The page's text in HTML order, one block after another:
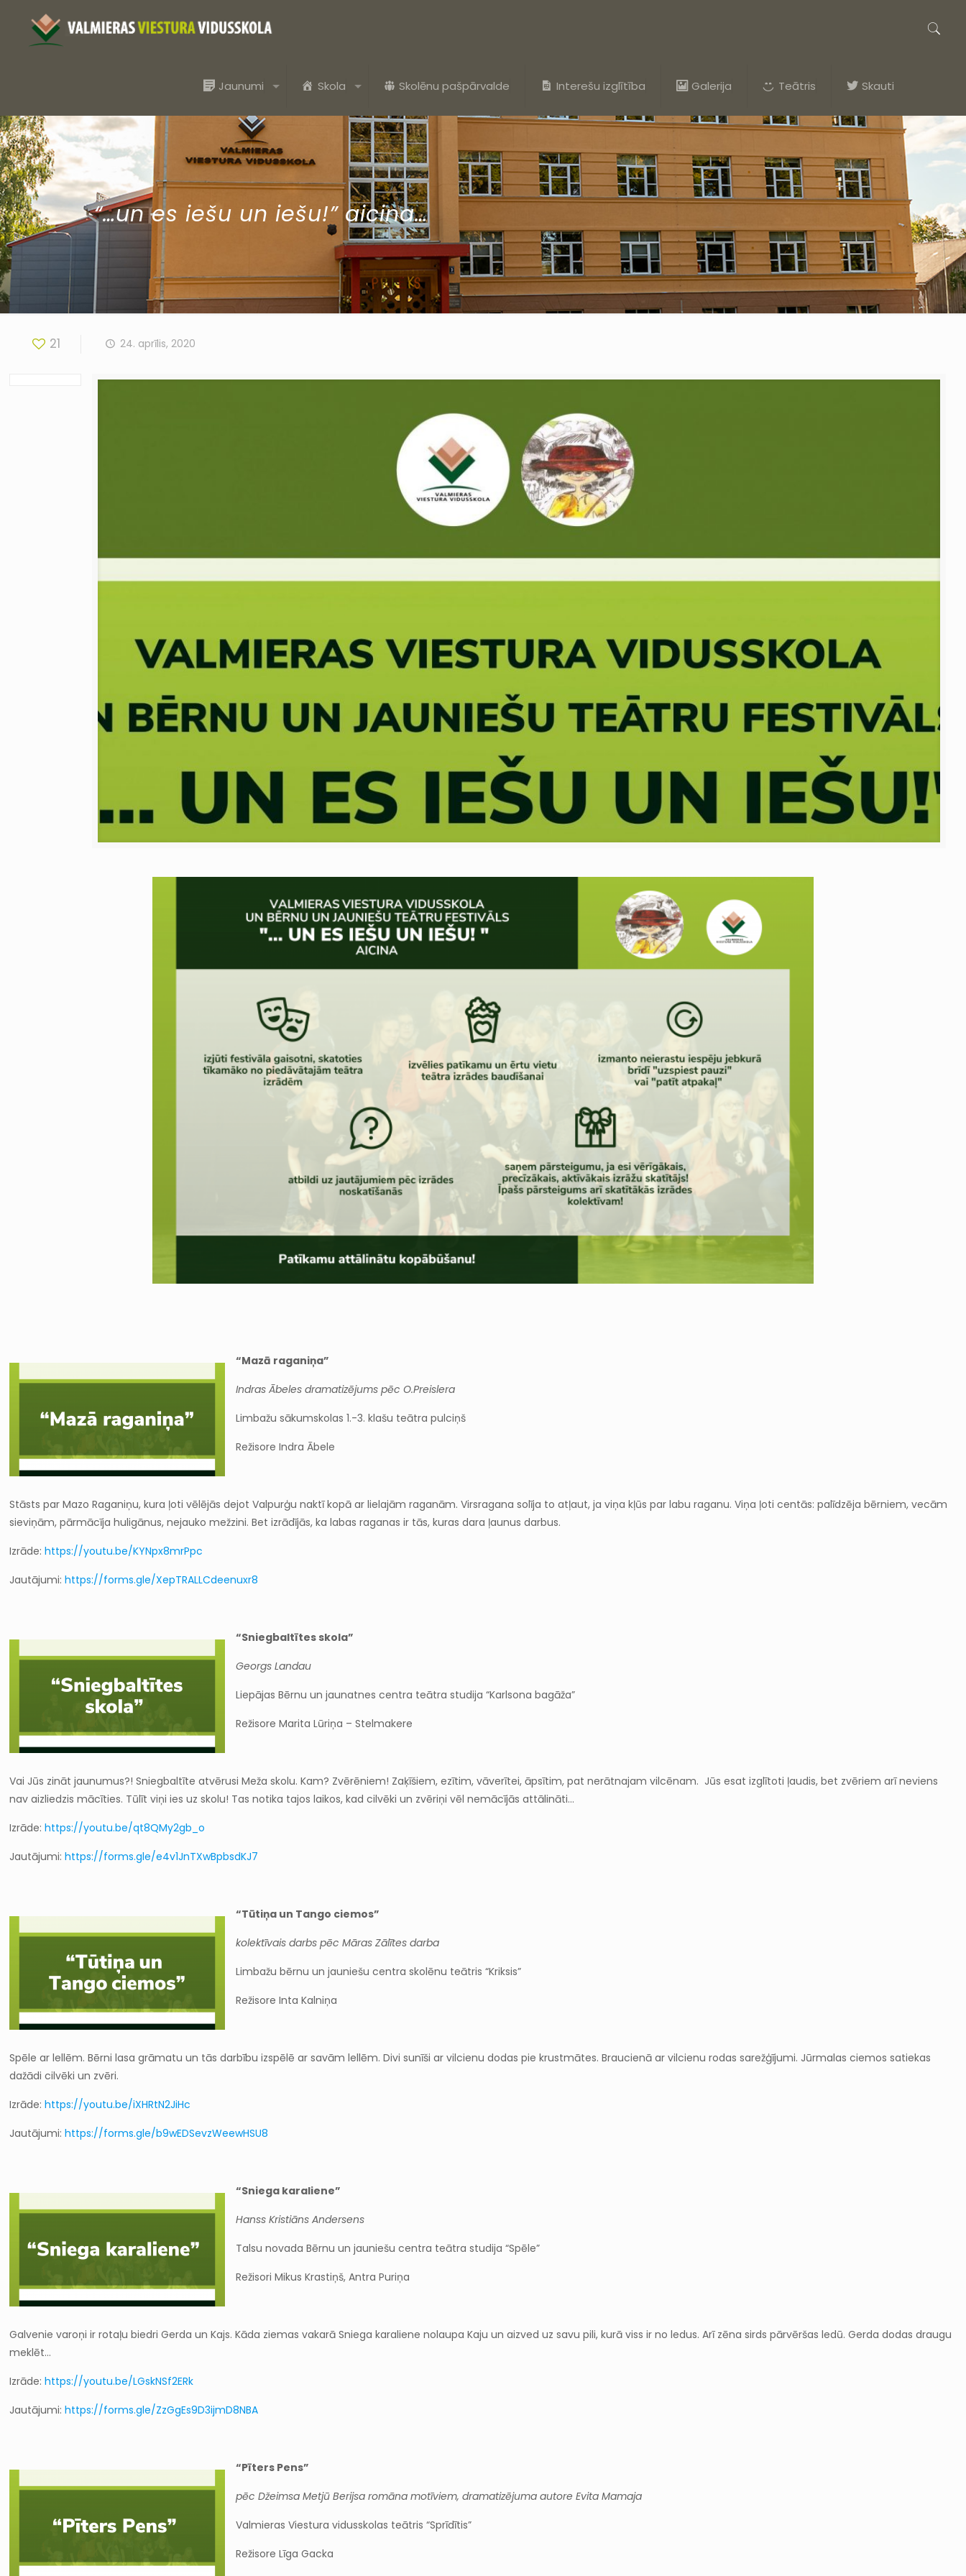
Jaunumi Skola Skolēnu pašpārvalde Interešu izglītība Galerija Teātris Skauti
“…un es iešu un iešu!” aicina…
21 24. aprīlis, 2020
“Mazā raganiņa”
Indras Ābeles dramatizējums pēc O.Preislera
Limbažu sākumskolas 1.-3. klašu teātra pulciņš
Režisore Indra Ābele
Stāsts par Mazo Raganiņu, kura ļoti vēlējās dejot Valpurģu naktī kopā ar lielajām raganām. Virsragana solīja to atļaut, ja viņa kļūs par labu raganu. Viņa ļoti centās: palīdzēja bērniem, vecām
sieviņām, pārmācīja huligānus, nejauko mežzini. Bet izrādījās, ka labas raganas ir tās, kuras dara ļaunus darbus.
Izrāde:https://youtu.be/KYNpx8mrPpc
Jautājumi:https://forms.gle/XepTRALLCdeenuxr8
“Sniegbaltītes skola”
Georgs Landau
Liepājas Bērnu un jaunatnes centra teātra studija “Karlsona bagāža”
Režisore Marita Lūriņa – Stelmakere
Vai Jūs zināt jaunumus?! Sniegbaltīte atvērusi Meža skolu. Kam? Zvērēniem! Zaķīšiem, ezītim, vāverītei, āpsītim, pat nerātnajam vilcēnam. Jūs esat izglītoti ļaudis, bet zvēriem arī neviens
nav aizliedzis mācīties. Tūlīt viņi ies uz skolu! Tas notika tajos laikos, kad cilvēki un zvēriņi vēl nemācījās attālināti…
Izrāde:https://youtu.be/qt8QMy2gb_o
Jautājumi:https://forms.gle/e4v1JnTXwBpbsdKJ7
“Tūtiņa un Tango ciemos”
kolektīvais darbs pēc Māras Zālītes darba
Limbažu bērnu un jauniešu centra skolēnu teātris “Kriksis”
Režisore Inta Kalniņa
Spēle ar lellēm. Bērni lasa grāmatu un tās darbību izspēlē ar savām lellēm. Divi sunīši ar vilcienu dodas pie krustmātes. Braucienā ar vilcienu rodas sarežģījumi. Jūrmalas ciemos satiekas
dažādi cilvēki un zvēri.
Izrāde:https://youtu.be/iXHRtN2JiHc
Jautājumi:https://forms.gle/b9wEDSevzWeewHSU8
“Sniega karaliene”
Hanss Kristiāns Andersens
Talsu novada Bērnu un jauniešu centra teātra studija “Spēle”
Režisori Mikus Krastiņš, Antra Puriņa
Galvenie varoņi ir rotaļu biedri Gerda un Kajs. Kāda ziemas vakarā Sniega karaliene nolaupa Kaju un aizved uz savu pili, kurā viss ir no ledus. Arī zēna sirds pārvēršas ledū. Gerda dodas draugu
meklēt…
Izrāde:https://youtu.be/LGskNSf2ERk
Jautājumi:https://forms.gle/ZzGgEs9D3ijmD8NBA
“Pīters Pens”
pēc Džeimsa Metjū Berijsa romāna motīviem, dramatizējuma autore Evita Mamaja
Valmieras Viestura vidusskolas teātris “Sprīdītis”
Režisore Līga Gacka